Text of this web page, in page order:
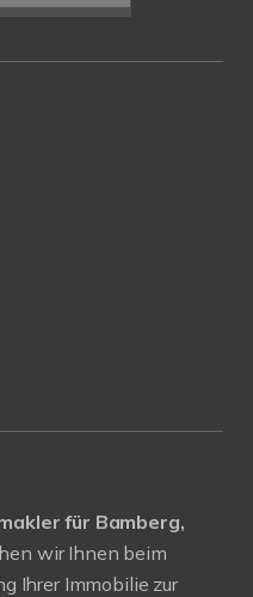
für Bamberg,
wir Ihnen beim
Ihrer Immobilie zur